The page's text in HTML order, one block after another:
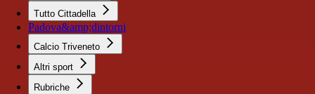
Tutto Cittadella
Padova&amp;dintorni
Calcio Triveneto
Altri sport
Rubriche